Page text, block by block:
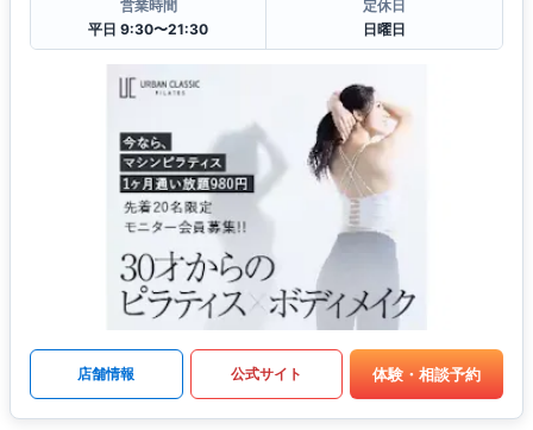
営業時間
平日 9:30〜21:30
定休日
日曜日
店舗情報 公式サイト 体験・相談予約